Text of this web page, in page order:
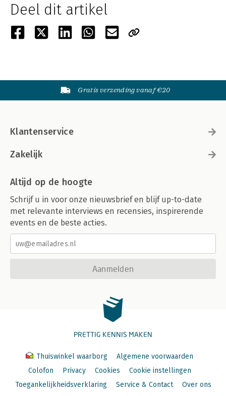
Deel dit artikel
Gratis verzending vanaf €20
Klantenservice
Zakelijk
Altijd op de hoogte
Schrijf u in voor onze nieuwsbrief en blijf up-to-date
met relevante interviews en recensies, inspirerende
events en de beste acties.
Aanmelden
PRETTIG KENNIS MAKEN
Thuiswinkel waarborg
Algemene voorwaarden
Colofon
Privacy Cookies
Cookie instellingen
Toegankelijkheidsverklaring
Service & Contact Over ons